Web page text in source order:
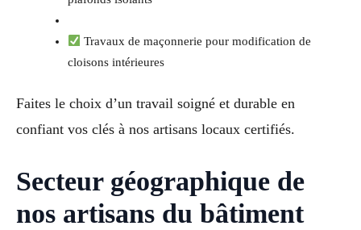
Travaux de maçonnerie pour modification de
cloisons intérieures
Faites le choix d’un travail soigné et durable en
confiant vos clés à nos artisans locaux certifiés.
Secteur géographique de
nos artisans du bâtiment